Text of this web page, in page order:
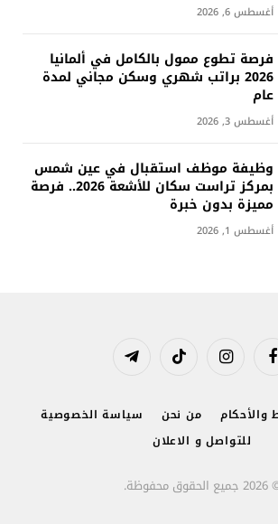
أغسطس 6, 2026
فرصة تطوع ممول بالكامل في ألمانيا
2026 براتب شهري وسكن مجاني لمدة
عام
أغسطس 3, 2026
وظيفة موظف استقبال في عين شمس
بمركز تراست سكان للأشعة 2026.. فرصة
مميزة بدون خبرة
أغسطس 1, 2026
فيسبوك الانستغرامتيكتوك تيلقرام
والأحكام من نحن
سياسة الخصوصية
للتواصل و الاعلان
محفوظة.